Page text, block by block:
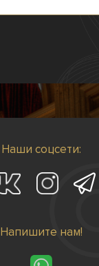
Наши соцсети:
Напишите нам!